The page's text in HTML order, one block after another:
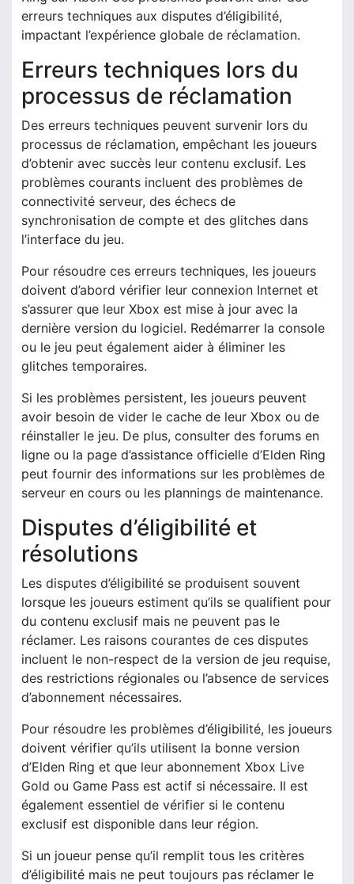
erreurs techniques aux disputes d’éligibilité,
impactant l’expérience globale de réclamation.
Erreurs techniques lors du
processus de réclamation
Des erreurs techniques peuvent survenir lors du
processus de réclamation, empêchant les joueurs
d’obtenir avec succès leur contenu exclusif. Les
problèmes courants incluent des problèmes de
connectivité serveur, des échecs de
synchronisation de compte et des glitches dans
l’interface du jeu.
Pour résoudre ces erreurs techniques, les joueurs
doivent d’abord vérifier leur connexion Internet et
s’assurer que leur Xbox est mise à jour avec la
dernière version du logiciel. Redémarrer la console
ou le jeu peut également aider à éliminer les
glitches temporaires.
Si les problèmes persistent, les joueurs peuvent
avoir besoin de vider le cache de leur Xbox ou de
réinstaller le jeu. De plus, consulter des forums en
ligne ou la page d’assistance officielle d’Elden Ring
peut fournir des informations sur les problèmes de
serveur en cours ou les plannings de maintenance.
Disputes d’éligibilité et
résolutions
Les disputes d’éligibilité se produisent souvent
lorsque les joueurs estiment qu’ils se qualifient pour
du contenu exclusif mais ne peuvent pas le
réclamer. Les raisons courantes de ces disputes
incluent le non-respect de la version de jeu requise,
des restrictions régionales ou l’absence de services
d’abonnement nécessaires.
Pour résoudre les problèmes d’éligibilité, les joueurs
doivent vérifier qu’ils utilisent la bonne version
d’Elden Ring et que leur abonnement Xbox Live
Gold ou Game Pass est actif si nécessaire. Il est
également essentiel de vérifier si le contenu
exclusif est disponible dans leur région.
Si un joueur pense qu’il remplit tous les critères
d’éligibilité mais ne peut toujours pas réclamer le